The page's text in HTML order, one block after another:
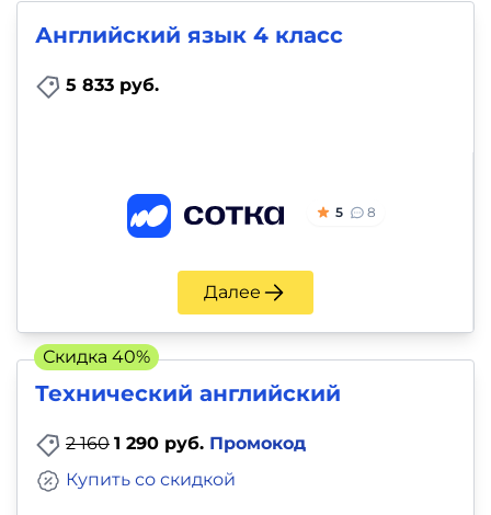
Английский язык 4 класс
5 833 руб.
5 8
Далее
Технический английский
2 160 1 290 руб. Промокод
Купить со скидкой
Скидка 40%